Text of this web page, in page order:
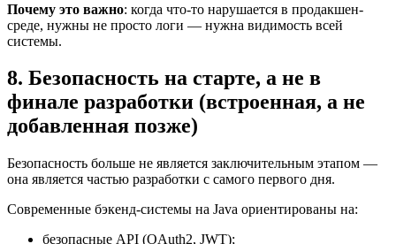
Почему это важно: когда что-то нарушается в продакшен-
среде, нужны не просто логи — нужна видимость всей
системы.
8. Безопасность на старте, а не в
финале разработки (встроенная, а не
добавленная позже)
Безопасность больше не является заключительным этапом —
она является частью разработки с самого первого дня.
Современные бэкенд-системы на Java ориентированы на:
безопасные API (OAuth2, JWT);